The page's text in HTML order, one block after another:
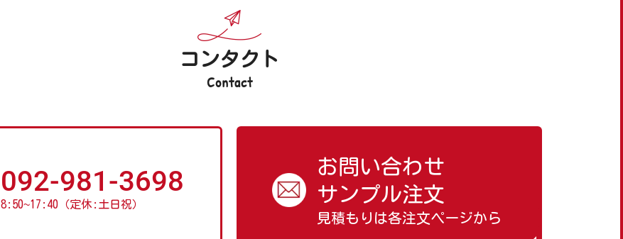
コンタクト
Contact
092-981-3698
8:50~17:40（定休:土日祝）
お問い合わせ
サンプル注文
見積もりは各注文ページから